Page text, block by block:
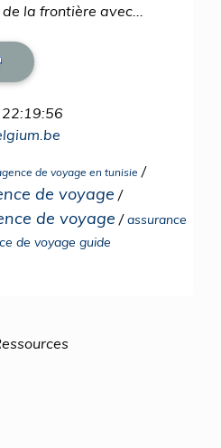
la frontière avec...
de voyage en tunisie /
de voyage /
de voyage /assurance
de voyage guide